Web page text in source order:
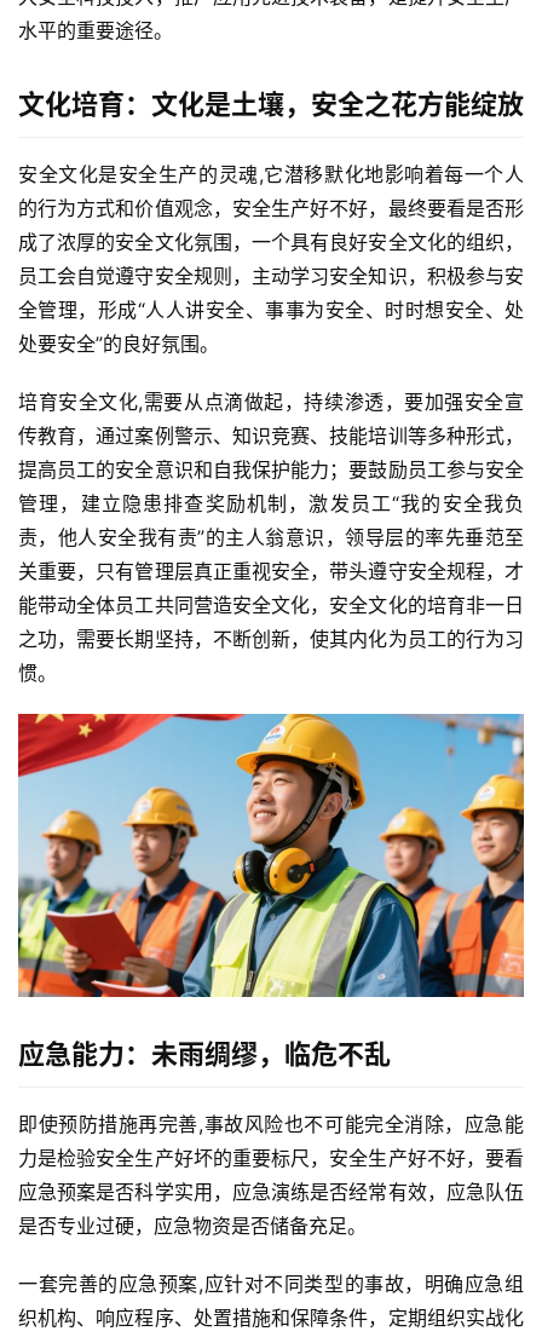
联
网
动
态
关
于
们
水平的重要途径。
文化培育：文化是土壤，安全之花方能绽放
安全文化是安全生产的灵魂,它潜移默化地影响着每一个人
的行为方式和价值观念，安全生产好不好，最终要看是否形
成了浓厚的安全文化氛围，一个具有良好安全文化的组织，
员工会自觉遵守安全规则，主动学习安全知识，积极参与安
全管理，形成“人人讲安全、事事为安全、时时想安全、处
处要安全”的良好氛围。
培育安全文化,需要从点滴做起，持续渗透，要加强安全宣
传教育，通过案例警示、知识竞赛、技能培训等多种形式，
提高员工的安全意识和自我保护能力；要鼓励员工参与安全
管理，建立隐患排查奖励机制，激发员工“我的安全我负
责，他人安全我有责”的主人翁意识，领导层的率先垂范至
关重要，只有管理层真正重视安全，带头遵守安全规程，才
能带动全体员工共同营造安全文化，安全文化的培育非一日
之功，需要长期坚持，不断创新，使其内化为员工的行为习
惯。
应急能力：未雨绸缪，临危不乱
即使预防措施再完善,事故风险也不可能完全消除，应急能
力是检验安全生产好坏的重要标尺，安全生产好不好，要看
应急预案是否科学实用，应急演练是否经常有效，应急队伍
是否专业过硬，应急物资是否储备充足。
一套完善的应急预案,应针对不同类型的事故，明确应急组
织机构、响应程序、处置措施和保障条件，定期组织实战化